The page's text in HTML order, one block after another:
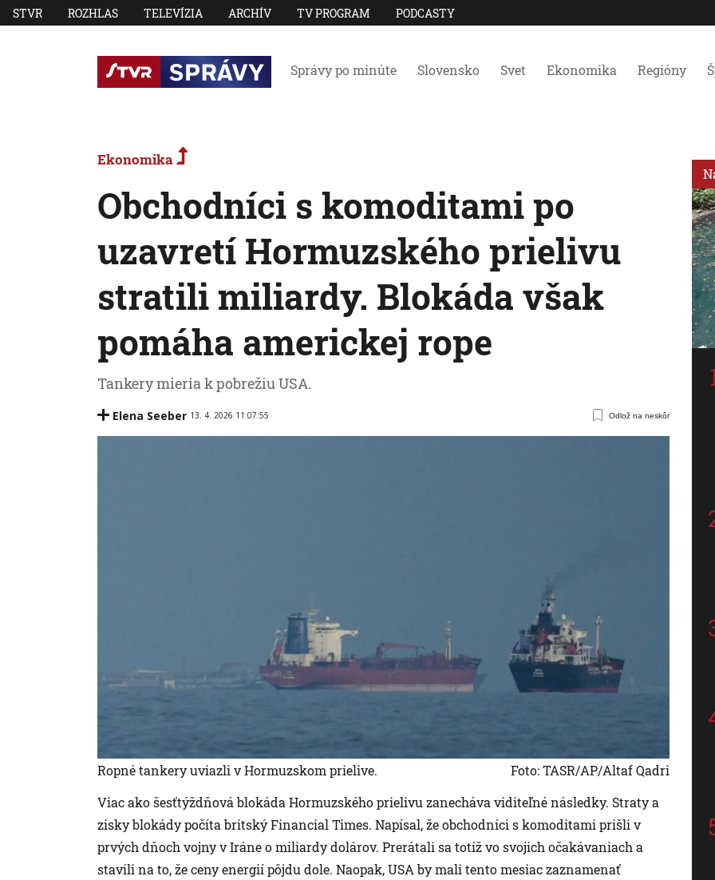
STVR ROZHLAS TELEVÍZIA ARCHÍV TV PROGRAM PODCASTY
Správy po minúte Slovensko Svet Ekonomika Regióny
Ekonomika
Obchodníci s komoditami po
uzavretí Hormuzského prielivu
stratili miliardy. Blokáda však
pomáha americkej rope
Tankery mieria k pobrežiu USA.
Elena Seeber 13. 4. 2026 11:07:55 Odlož na neskôr
Ropné tankery uviazli v Hormuzskom prielive.
Foto: TASR/AP/Altaf Qadri
Viac ako šesťtýždňová blokáda Hormuzského prielivu zanecháva viditeľné následky. Straty a
zisky blokády počíta britský Financial Times. Napísal, že obchodníci s komoditami prišli v
prvých dňoch vojny v Iráne o miliardy dolárov. Prerátali sa totiž vo svojich očakávaniach a
stavili na to, že ceny energií pôjdu dole. Naopak, USA by mali tento mesiac zaznamenať